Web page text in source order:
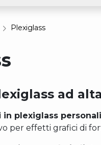
Plexiglass
ad
in plexiglass
per effetti grafici di